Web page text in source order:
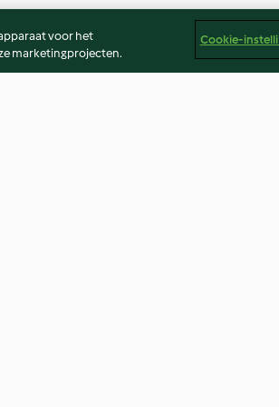
voor het
marketingprojecten.
Cookie-